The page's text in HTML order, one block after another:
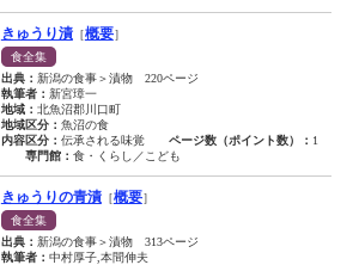
きゅうり漬［概要］
食全集
出典： 新潟の食事＞漬物 220ページ
執筆者： 新宮璋一
地域： 北魚沼郡川口町
地域区分： 魚沼の食
内容区分： 伝承される味覚 ページ数（ポイント数）： 1
専門館： 食・くらし／こども
きゅうりの青漬［概要］
食全集
出典： 新潟の食事＞漬物 313ページ
執筆者： 中村厚子,本間伸夫